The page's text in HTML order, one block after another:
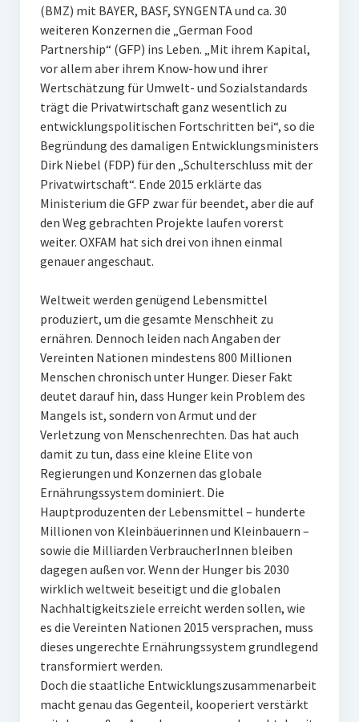
(BMZ) mit BAYER, BASF, SYNGENTA und ca. 30
weiteren Konzernen die „German Food
Partnership“ (GFP) ins Leben. „Mit ihrem Kapital,
vor allem aber ihrem Know-how und ihrer
Wertschätzung für Umwelt- und Sozialstandards
trägt die Privatwirtschaft ganz wesentlich zu
entwicklungspolitischen Fortschritten bei“, so die
Begründung des damaligen Entwicklungsministers
Dirk Niebel (FDP) für den „Schulterschluss mit der
Privatwirtschaft“. Ende 2015 erklärte das
Ministerium die GFP zwar für beendet, aber die auf
den Weg gebrachten Projekte laufen vorerst
weiter. OXFAM hat sich drei von ihnen einmal
genauer angeschaut.
Weltweit werden genügend Lebensmittel
produziert, um die gesamte Menschheit zu
ernähren. Dennoch leiden nach Angaben der
Vereinten Nationen mindestens 800 Millionen
Menschen chronisch unter Hunger. Dieser Fakt
deutet darauf hin, dass Hunger kein Problem des
Mangels ist, sondern von Armut und der
Verletzung von Menschenrechten. Das hat auch
damit zu tun, dass eine kleine Elite von
Regierungen und Konzernen das globale
Ernährungssystem dominiert. Die
Hauptproduzenten der Lebensmittel – hunderte
Millionen von Kleinbäuerinnen und Kleinbauern –
sowie die Milliarden VerbraucherInnen bleiben
dagegen außen vor. Wenn der Hunger bis 2030
wirklich weltweit beseitigt und die globalen
Nachhaltigkeitsziele erreicht werden sollen, wie
es die Vereinten Nationen 2015 versprachen, muss
dieses ungerechte Ernährungssystem grundlegend
transformiert werden.
Doch die staatliche Entwicklungszusammenarbeit
macht genau das Gegenteil, kooperiert verstärkt